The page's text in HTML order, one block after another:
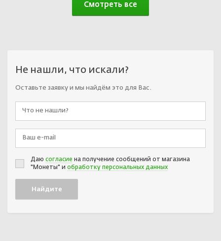
Смотреть все
Не нашли, что искали?
Оставьте заявку и мы найдём это для Вас.
Даю согласие на получение сообщений от магазина
"Монеты" и обработку персональных данных